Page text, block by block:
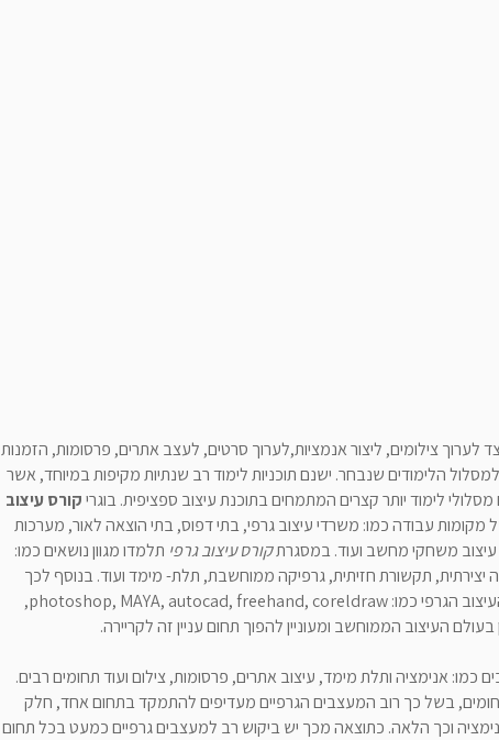
לערוך צילומים, ליצור אנמציות,לערוך סרטים, לעצב אתרים, פרסומות, הזמנות
הלימודים שנבחר. ישנם תוכניות לימוד רב שנתיות מקיפות במיוחד, אשר
מסלולי לימוד יותר קצרים המתמחים בתוכנת עיצוב ספציפית. בוגריקורס עיצוב
עבודה כמו: משרדי עיצוב גרפי, בתי דפוס, בתי הוצאה לאור, מערכות
עיצוב משחקי מחשב ועוד. במסגרתקורס עיצוב גרפי תלמדו מגוון נושאים כמו:
יצירתית, תקשורת חזיתית, גרפיקה ממוחשבת, תלת- מימד ועוד. בנוסף לכך
תלמדו כיצד לעבוד עם התוכנות הנפוצות בעולם העיצוב הגרפי כמו: photoshop, MAYA, autocad, freehand, coreldraw,
העיצוב הממוחשב ומעוניין להפוך תחום עניין זה לקריירה.
כמו: אנימציה ותלת מימד, עיצוב אתרים, פרסומות, צילום ועוד תחומים רבים.
בשל כך רוב המעצבים הגרפיים מעדיפים להתמקד בתחום אחד, חלק
וכך הלאה. כתוצאה מכך יש ביקוש רב למעצבים גרפיים כמעט בכל תחום